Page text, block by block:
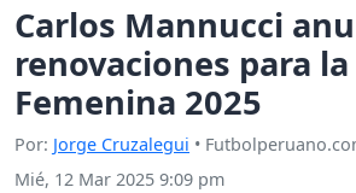
Carlos Mannucci
renovaciones para
Femenina 2025
Por: Jorge Cruzalegui •
Mié, 12 Mar 2025 9:09 pm